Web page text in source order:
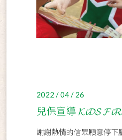
2022 / 04 / 26
兒保宣導 𝓚𝓲𝓓𝓢
謝謝熱情的信眾願意停下